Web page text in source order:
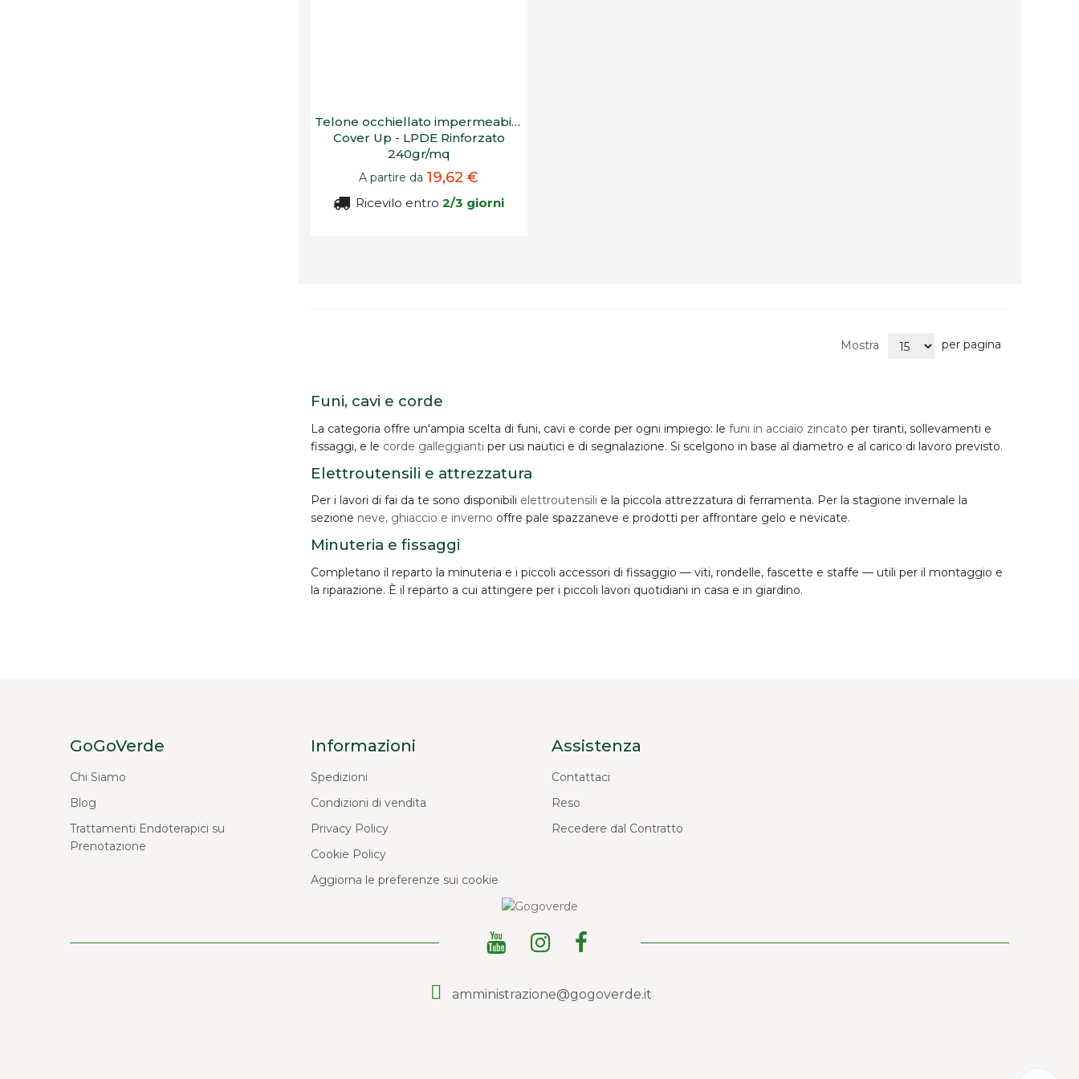
Telone occhiellato impermeabile
Cover Up - LPDE Rinforzato
240gr/mq
A partire da 19,62 €
Ricevilo entro2/3 giorni
Mostra per pagina
Funi, cavi e corde
La categoria offre un'ampia scelta di funi, cavi e corde per ogni impiego: le funi in acciaio zincato per tiranti, sollevamenti e
fissaggi, e le corde galleggianti per usi nautici e di segnalazione. Si scelgono in base al diametro e al carico di lavoro previsto.
Elettroutensili e attrezzatura
Per i lavori di fai da te sono disponibili elettroutensili e la piccola attrezzatura di ferramenta. Per la stagione invernale la
sezione neve, ghiaccio e inverno offre pale spazzaneve e prodotti per affrontare gelo e nevicate.
Minuteria e fissaggi
Completano il reparto la minuteria e i piccoli accessori di fissaggio — viti, rondelle, fascette e staffe — utili per il montaggio e
la riparazione. È il reparto a cui attingere per i piccoli lavori quotidiani in casa e in giardino.
GoGoVerde
Chi Siamo
Blog
Trattamenti Endoterapici su
Prenotazione
Informazioni
Spedizioni
Condizioni di vendita
Privacy Policy
Cookie Policy
Aggiorna le preferenze sui cookie
Assistenza
Contattaci
Reso
Recedere dal Contratto
amministrazione@gogoverde.it